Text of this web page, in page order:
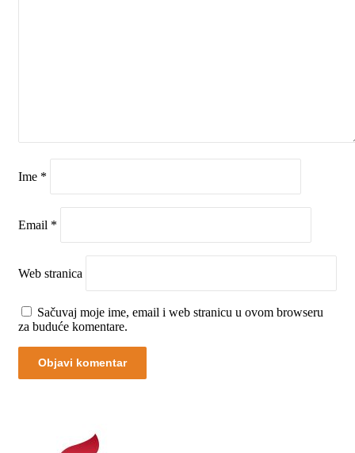
Ime *
Email *
Web stranica
Sačuvaj moje ime, email i web stranicu u ovom browseru
za buduće komentare.